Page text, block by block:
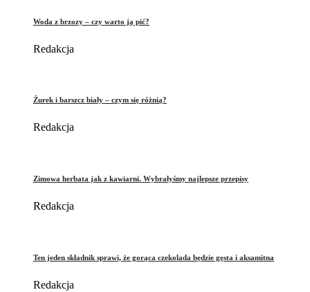
Woda z brzozy – czy warto ją pić?
Redakcja
Żurek i barszcz biały – czym się różnią?
Redakcja
Zimowa herbata jak z kawiarni. Wybrałyśmy najlepsze przepisy
Redakcja
Ten jeden składnik sprawi, że gorąca czekolada będzie gęsta i aksamitna
Redakcja